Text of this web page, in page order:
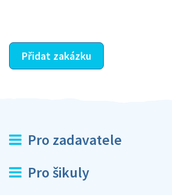
Přidat zakázku
Pro zadavatele
Pro šikuly